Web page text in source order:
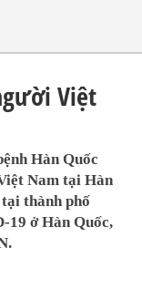
Việt
Hàn Quốc
Nam tại Hàn
thành phố
19 ở Hàn Quốc,